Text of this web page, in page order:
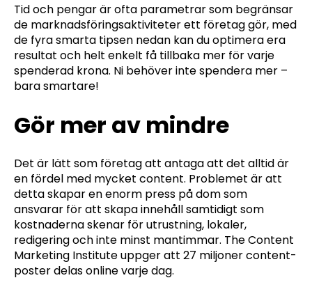
Tid och pengar är ofta parametrar som begränsar
de marknadsföringsaktiviteter ett företag gör, med
de fyra smarta tipsen nedan kan du optimera era
resultat och helt enkelt få tillbaka mer för varje
spenderad krona. Ni behöver inte spendera mer –
bara smartare!
Gör mer av mindre
Det är lätt som företag att antaga att det alltid är
en fördel med mycket content. Problemet är att
detta skapar en enorm press på dom som
ansvarar för att skapa innehåll samtidigt som
kostnaderna skenar för utrustning, lokaler,
redigering och inte minst mantimmar. The Content
Marketing Institute uppger att 27 miljoner content-
poster delas online varje dag.